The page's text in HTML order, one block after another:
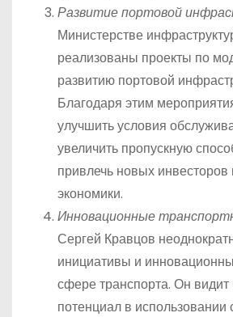
Развитие портовой
Министерстве
реализованы проекты по
развитию портовой
Благодаря этим
улучшить условия
увеличить пропускную
привлечь новых инвесторов
экономики.
Инновационные
Сергей Кравцов
инициативы и
сфере транспорта. Он
потенциал в